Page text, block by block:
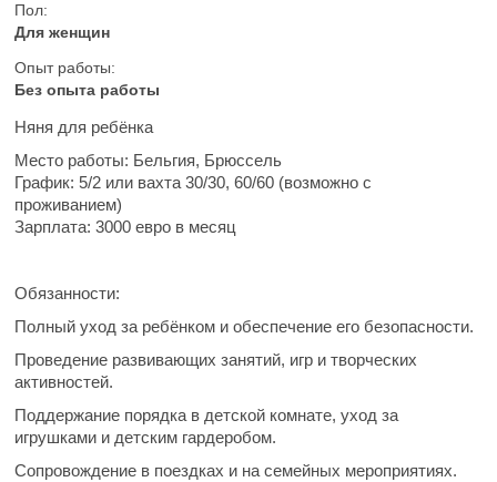
Пол:
Для женщин
Опыт работы:
Без опыта работы
Няня для ребёнка
Место работы: Бельгия, Брюссель
График: 5/2 или вахта 30/30, 60/60 (возможно с
проживанием)
Зарплата: 3000 евро в месяц
Обязанности:
Полный уход за ребёнком и обеспечение его безопасности.
Проведение развивающих занятий, игр и творческих
активностей.
Поддержание порядка в детской комнате, уход за
игрушками и детским гардеробом.
Сопровождение в поездках и на семейных мероприятиях.